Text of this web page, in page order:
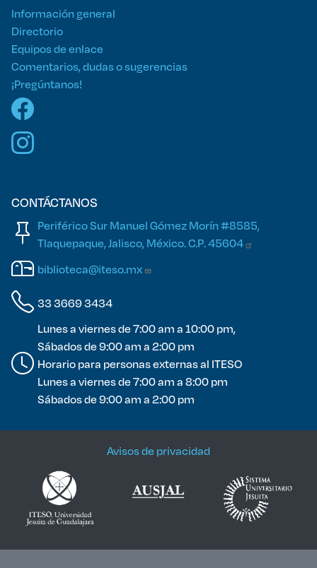
Información general
Directorio
Equipos de enlace
Comentarios, dudas o sugerencias
¡Pregúntanos!
CONTÁCTANOS
Periférico Sur Manuel Gómez Morín #8585,
Tlaquepaque, Jalisco, México. C.P.45604
biblioteca@iteso.mx
33 3669 3434
Lunes a viernes de 7:00 am a 10:00 pm,
Sábados de 9:00 am a 2:00 pm
Horario para personas externas al ITESO
Lunes a viernes de 7:00 am a 8:00 pm
Sábados de 9:00 am a 2:00 pm
Avisos de privacidad